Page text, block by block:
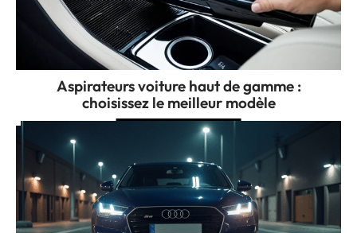
Aspirateurs voiture haut de gamme :
choisissez le meilleur modèle